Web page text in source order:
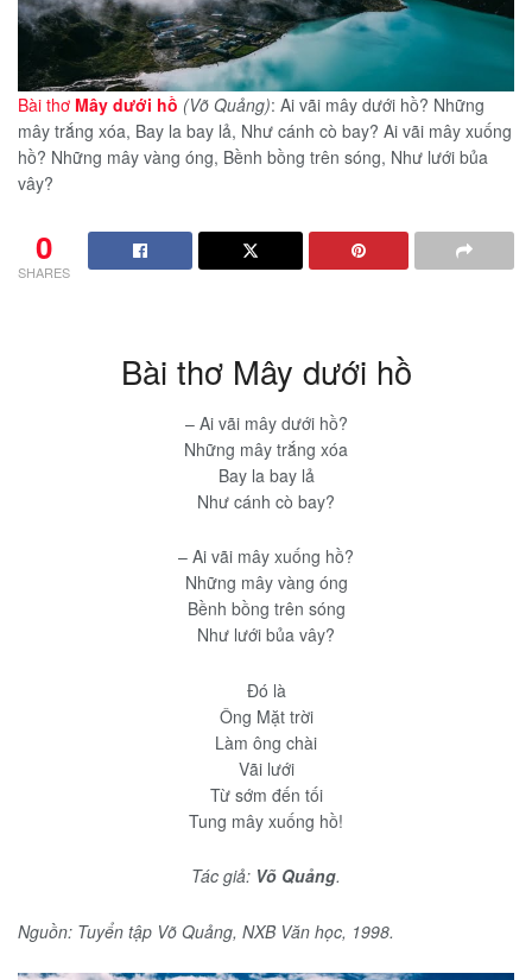
Bài thơ Mây dưới hồ (Võ Quảng): Ai vãi mây dưới hồ? Những
mây trắng xóa, Bay la bay lả, Như cánh cò bay? Ai vãi mây xuống
hồ? Những mây vàng óng, Bềnh bồng trên sóng, Như lưới bủa
vây?
0
SHARES
Bài thơ Mây dưới hồ
– Ai vãi mây dưới hồ?
Những mây trắng xóa
Bay la bay lả
Như cánh cò bay?
– Ai vãi mây xuống hồ?
Những mây vàng óng
Bềnh bồng trên sóng
Như lưới bủa vây?
Đó là
Ông Mặt trời
Làm ông chài
Vãi lưới
Từ sớm đến tối
Tung mây xuống hồ!
Tác giả: Võ Quảng.
Nguồn: Tuyển tập Võ Quảng, NXB Văn học, 1998.